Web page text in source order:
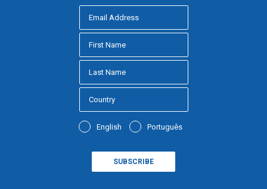
English Português